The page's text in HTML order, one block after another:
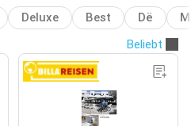
Deluxe Best Dë
Beliebt